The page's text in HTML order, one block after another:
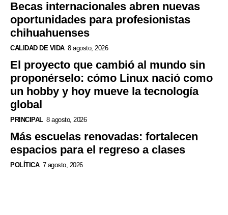
Becas internacionales abren nuevas
oportunidades para profesionistas
chihuahuenses
CALIDAD DE VIDA 8 agosto, 2026
El proyecto que cambió al mundo sin
proponérselo: cómo Linux nació como
un hobby y hoy mueve la tecnología
global
PRINCIPAL 8 agosto, 2026
Más escuelas renovadas: fortalecen
espacios para el regreso a clases
POLÍTICA 7 agosto, 2026